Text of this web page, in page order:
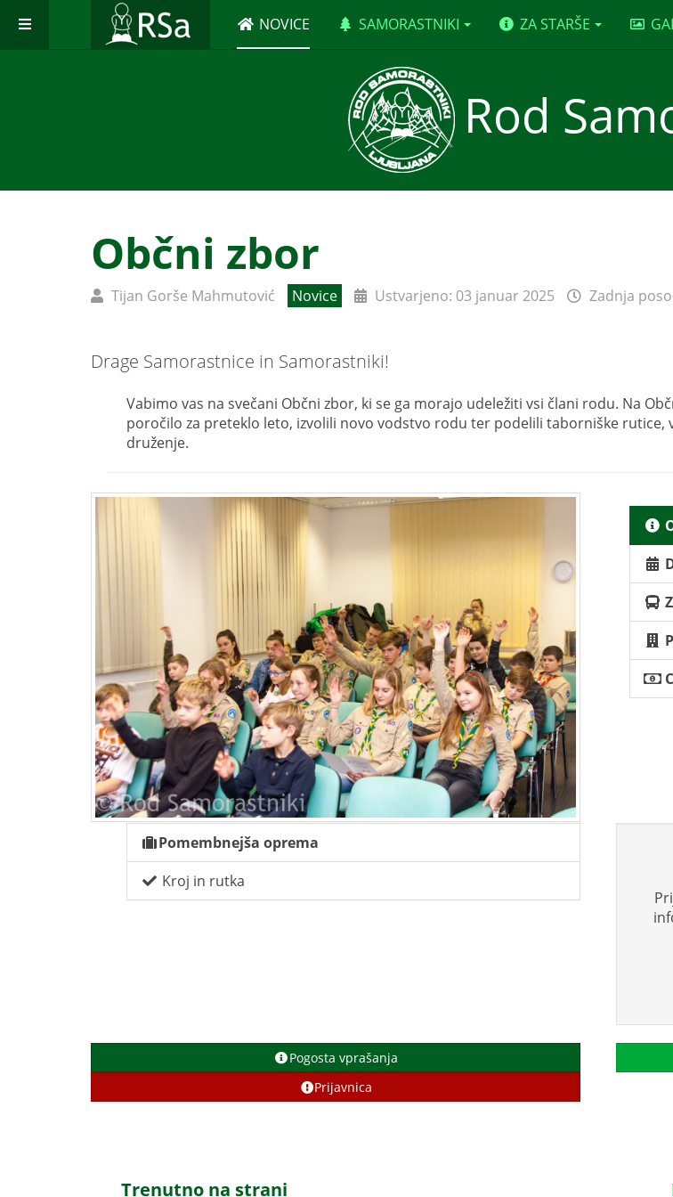
NOVICE SAMORASTNIKI ZA STARŠE
Rod
Občni zbor
Tijan Gorše Mahmutović Novice Ustvarjeno: 03 januar 2025 Zadnja
Drage Samorastnice in Samorastniki!
Vabimo vas na svečani Občni zbor, ki se ga morajo udeležiti vsi člani rodu. Na
poročilo za preteklo leto, izvolili novo vodstvo rodu ter podelili taborniške rutice,
druženje.
Pomembnejša oprema
Kroj in rutka
Pogosta vprašanja
Prijavnica
Trenutno na strani